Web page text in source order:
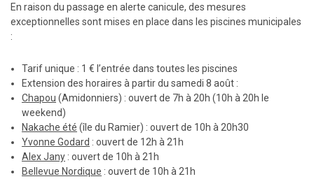
En raison du passage en alerte canicule, des mesures
exceptionnelles sont mises en place dans les piscines municipales
:
Tarif unique : 1 € l’entrée dans toutes les piscines
Extension des horaires à partir du samedi 8 août :
Chapou (Amidonniers) : ouvert de 7h à 20h (10h à 20h le
weekend)
Nakache été (île du Ramier) : ouvert de 10h à 20h30
Yvonne Godard : ouvert de 12h à 21h
Alex Jany : ouvert de 10h à 21h
Bellevue Nordique : ouvert de 10h à 21h